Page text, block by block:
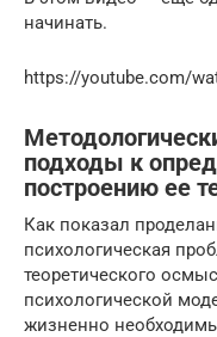
начинать.
https://youtube.com/
подходы к
построению ее
Как показал
психологическая
теоретического
психологической
жизненно